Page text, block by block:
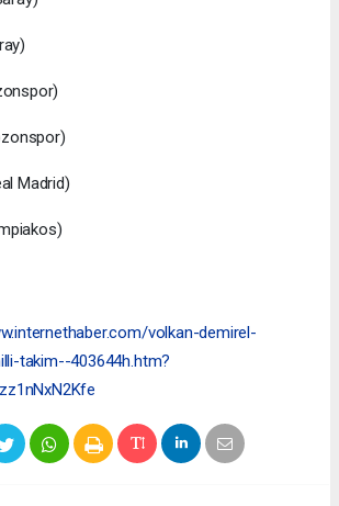
Madrid)
volkan-demirel-
takim--403644h.htm?